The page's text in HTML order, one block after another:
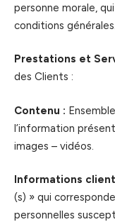
personne morale,
conditions générales.
Prestations et
des Clients :
Contenu :
l’information
images – vidéos.
Informations
(s) » qui
personnelles